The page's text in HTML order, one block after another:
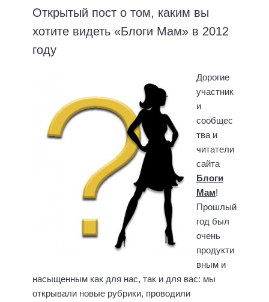
Открытый пост о том, каким вы
хотите видеть «Блоги Мам» в 2012
году
Дорогие
участник
и
сообщес
тва и
читатели
сайта
Блоги
Мам!
Прошлый
год был
очень
продукти
вным и
насыщенным как для нас, так и для вас: мы
открывали новые рубрики, проводили